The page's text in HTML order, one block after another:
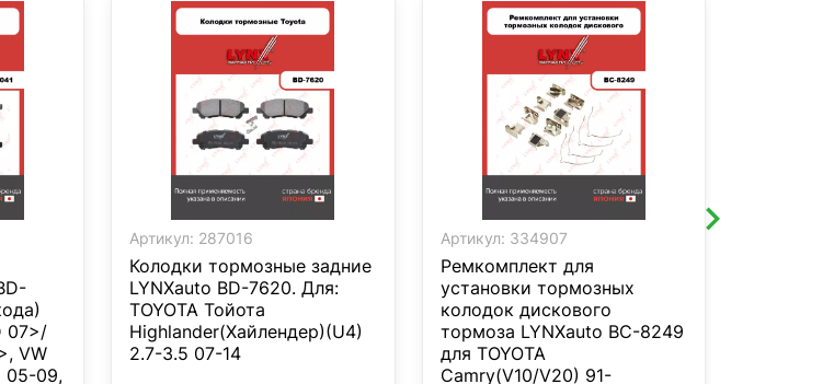
07>/
VW
05-09,
Артикул: 287016
Колодки тормозные задние
LYNXauto BD-7620. Для:
TOYOTA Тойота
Highlander(Хайлендер)(U4)
2.7-3.5 07-14
Артикул: 334907
Ремкомплект для
установки тормозных
колодок дискового
тормоза LYNXauto BC-8249
для TOYOTA
Camry(V10/V20) 91-